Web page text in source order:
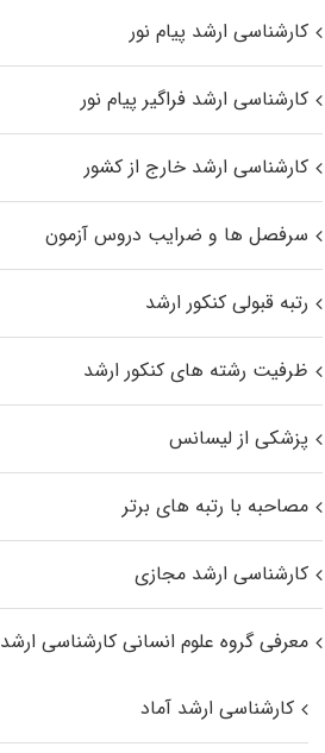
کارشناسی ارشد پیام نور
کارشناسی ارشد فراگیر پیام نور
کارشناسی ارشد خارج از کشور
سرفصل ها و ضرایب دروس آزمون
رتبه قبولی کنکور ارشد
ظرفیت رشته های کنکور ارشد
پزشکی از لیسانس
مصاحبه با رتبه های برتر
کارشناسی ارشد مجازی
معرفی گروه علوم انسانی کارشناسی ارشد
کارشناسی ارشد آماد